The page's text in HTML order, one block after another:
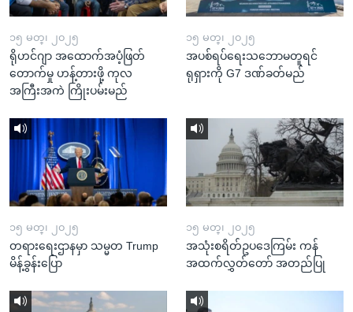
ရန်
၁၅ မတ္၊ ၂၀၂၅
ရိုဟင်ဂျာ အထောက်အပံ့ဖြတ်
တောက်မှု ဟန့်တားဖို့ ကုလ
အကြီးအကဲ ကြိုးပမ်းမည်
၁၅ မတ္၊ ၂၀၂၅
အပစ်ရပ်ရေးသဘောမတူရင်
ရုရှားကို G7 ဒဏ်ခတ်မည်
၁၅ မတ္၊ ၂၀၂၅
တရားရေးဌာနမှာ သမ္မတ Trump
မိန့်ခွန်းပြော
၁၅ မတ္၊ ၂၀၂၅
အသုံးစရိတ်ဥပဒေကြမ်း ကန်
အထက်လွှတ်တော် အတည်ပြု